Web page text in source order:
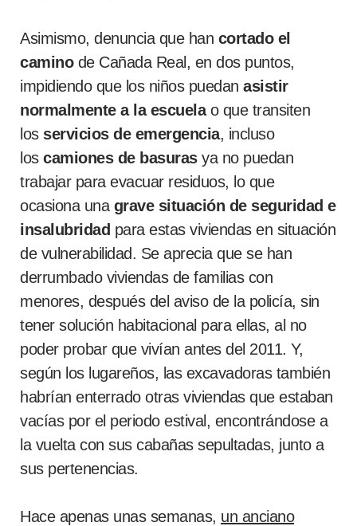
Asimismo, denuncia que han cortado el
caminode Cañada Real, en dos puntos,
impidiendo que los niños puedan asistir
normalmente a la escuelao que transiten
los servicios de emergencia, incluso
los camiones de basuras ya no puedan
trabajar para evacuar residuos, lo que
ocasiona una grave situación de seguridad e
insalubridad para estas viviendas en situación
de vulnerabilidad. Se aprecia que se han
derrumbado viviendas de familias con
menores, después del aviso de la policía, sin
tener solución habitacional para ellas, al no
poder probar que vivían antes del 2011. Y,
según los lugareños, las excavadoras también
habrían enterrado otras viviendas que estaban
vacías por el periodo estival, encontrándose a
la vuelta con sus cabañas sepultadas, junto a
sus pertenencias.
Hace apenas unas semanas, un anciano